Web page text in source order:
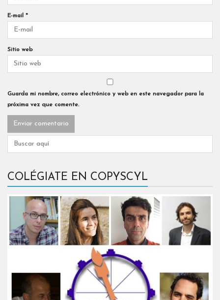
E-mail *
Sitio web
Guarda mi nombre, correo electrónico y web en este navegador para la
próxima vez que comente.
COLÉGIATE EN COPYSCYL